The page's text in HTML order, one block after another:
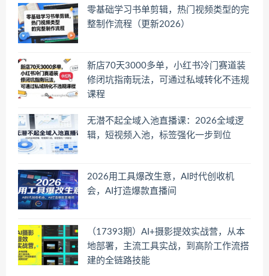
零基础学习书单剪辑，热门视频类型的完
整制作流程（更新2026）
新店70天3000多单，小红书冷门赛道装
修闭坑指南玩法，可通过私域转化不违规
课程
无潜不起全域入池直播课：2026全域逻
辑，短视频入池，标签强化一步到位
2026用工具爆改生意，AI时代创收机
会，AI打造爆款直播间
（17393期）AI+摄影提效实战营，从本
地部署，主流工具实战，到高阶工作流搭
建的全链路技能